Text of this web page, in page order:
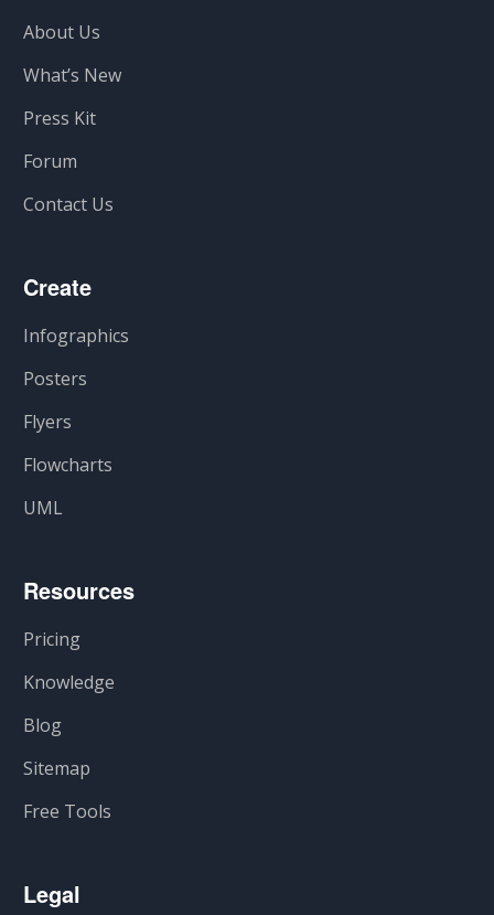
About Us
What’s New
Press Kit
Forum
Contact Us
Create
Infographics
Posters
Flyers
Flowcharts
UML
Resources
Pricing
Knowledge
Blog
Sitemap
Free Tools
Legal